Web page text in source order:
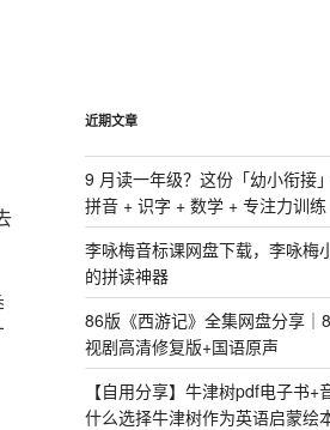
近期文章
9 月读一年级？这份「幼小衔接
拼音 + 识字 + 数学 + 专注力训练
李咏梅音标课网盘下载，李咏梅
的拼读神器
86版《西游记》全集网盘分享｜
视剧高清修复版+国语原声
【自用分享】牛津树pdf电子书+
什么选择牛津树作为英语启蒙绘